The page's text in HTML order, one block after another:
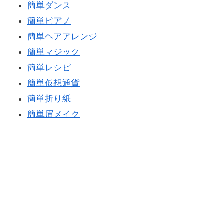
簡単ダンス
簡単ピアノ
簡単ヘアアレンジ
簡単マジック
簡単レシピ
簡単仮想通貨
簡単折り紙
簡単眉メイク